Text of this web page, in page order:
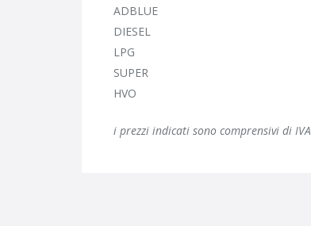
ADBLUE
DIESEL
LPG
SUPER
HVO
i prezzi indicati sono comprensivi di IVA